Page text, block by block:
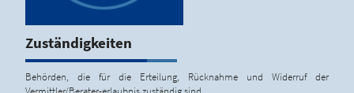
Zuständigkeiten
Behörden, die für die Erteilung, Rücknahme und Widerruf der